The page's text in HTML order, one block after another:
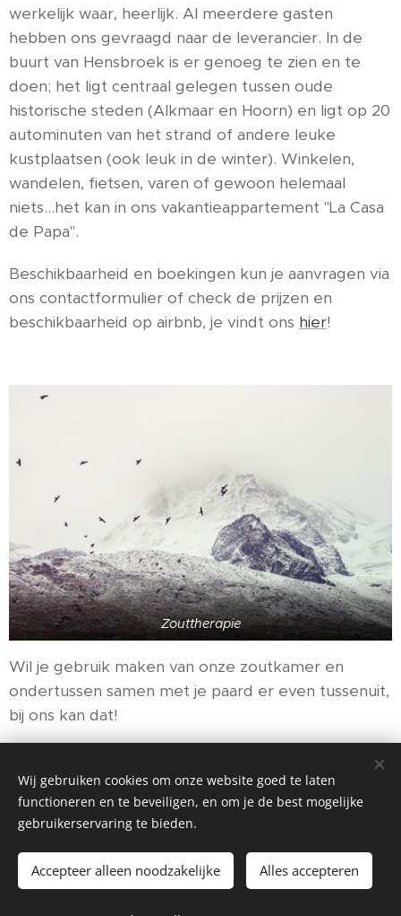
werkelijk waar, heerlijk. Al meerdere gasten
hebben ons gevraagd naar de leverancier. In de
buurt van Hensbroek is er genoeg te zien en te
doen; het ligt centraal gelegen tussen oude
historische steden (Alkmaar en Hoorn) en ligt op 20
autominuten van het strand of andere leuke
kustplaatsen (ook leuk in de winter). Winkelen,
wandelen, fietsen, varen of gewoon helemaal
niets...het kan in ons vakantieappartement "La Casa
de Papa".
Beschikbaarheid en boekingen kun je aanvragen via
ons contactformulier of check de prijzen en
beschikbaarheid op airbnb, je vindt ons hier!
Zouttherapie
Wil je gebruik maken van onze zoutkamer en
ondertussen samen met je paard er even tussenuit,
bij ons kan dat!
arrangementen (7-10 dagen), meer info op te
vragen via het contactformulier op deze site.
Wij gebruiken cookies om onze website goed te laten
functioneren en te beveiligen, en om je de best mogelijke
gebruikerservaring te bieden.
Accepteer alleen noodzakelijke Alles accepteren